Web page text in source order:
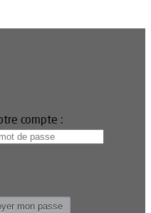
compte :